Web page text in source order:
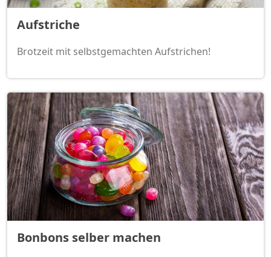
Aufstriche
Brotzeit mit selbstgemachten Aufstrichen!
Bonbons selber machen